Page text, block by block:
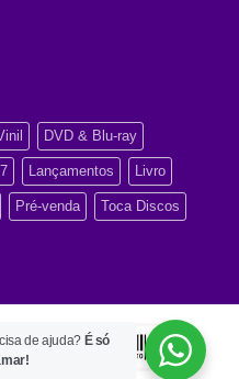
DVD & Blu-ray
Lançamentos Livro
Pré-venda Toca Discos
de ajuda? É só